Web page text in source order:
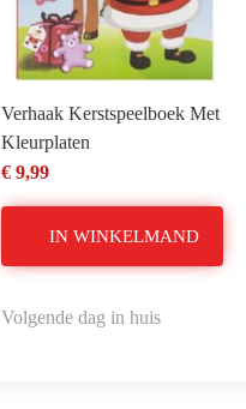
Verhaak Kerstspeelboek Met
Kleurplaten
€ 9,99
IN WINKELMAND
Volgende dag in huis